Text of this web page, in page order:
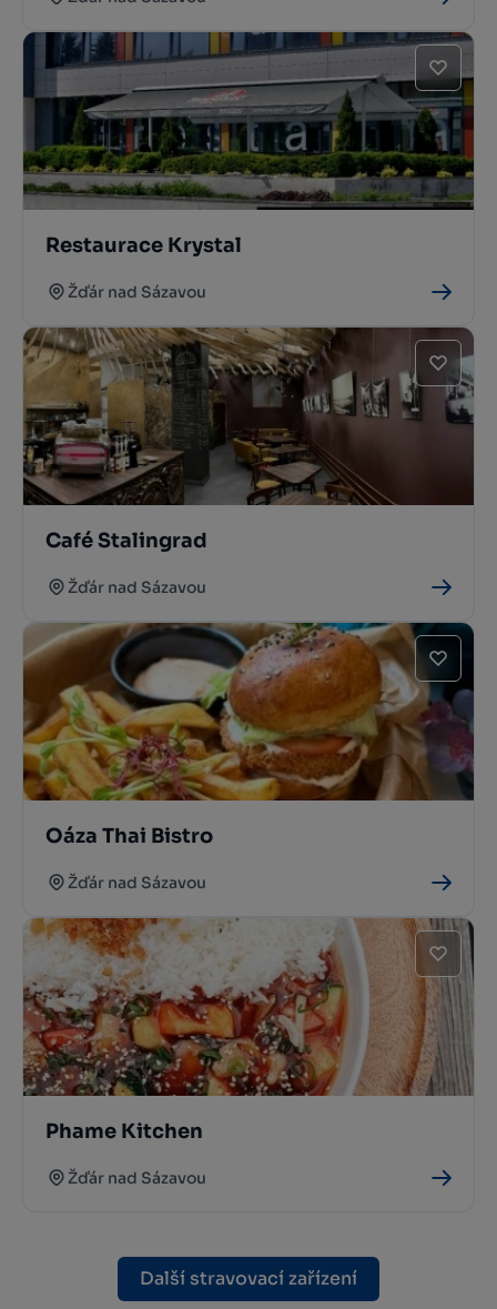
Restaurace Krystal
Žďár nad Sázavou
Café Stalingrad
Žďár nad Sázavou
Oáza Thai Bistro
Žďár nad Sázavou
Phame Kitchen
Žďár nad Sázavou
Další stravovací zařízení